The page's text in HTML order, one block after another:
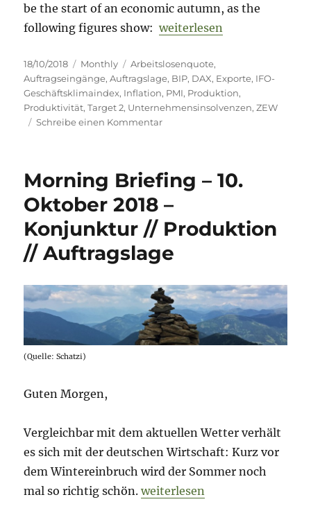
be the start of an economic autumn, as the
following figures show:„The German economy in
weiterlesen
Veröffentlicht
am
18/10/2018 Kategorien
Monthly Schlagwörter
Arbeitslosenquote,
Auftragseingänge,Auftragslage, BIP, DAX, Exporte, IFO-
Geschäftsklimaindex, Inflation, PMI, Produktion,
Produktivität,Target 2, Unternehmensinsolvenzen,ZEW
Schreibe einen Kommentarzu
in
September
2018
–
the
start
autumn?
Morning Briefing – 10.
Oktober 2018 –
Konjunktur // Produktion
// Auftragslage
(Quelle: Schatzi)
Guten Morgen,
Vergleichbar mit dem aktuellen Wetter verhält
es sich mit der deutschen Wirtschaft: Kurz vor
dem Wintereinbruch wird der Sommer noch
mal so richtig schön.„Morning Briefing – 10.
weiterlesen